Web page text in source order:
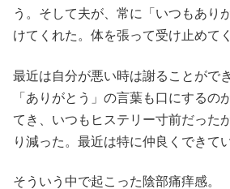
う。そして夫が、常に「いつもあり
けてくれた。体を張って受け止めて
最近は自分が悪い時は謝ることがで
「ありがとう」の言葉も口にするの
てき、いつもヒステリー寸前だった
り減った。最近は特に仲良くできてい
そういう中で起こった陰部痛痒感。